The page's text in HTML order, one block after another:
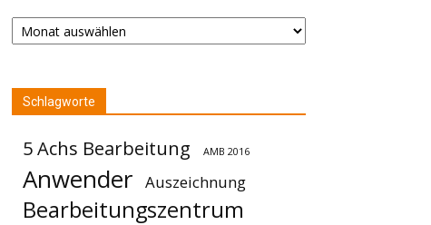
Archiv
Schlagworte
5 Achs Bearbeitung AMB 2016
Anwender Auszeichnung
Bearbeitungszentrum